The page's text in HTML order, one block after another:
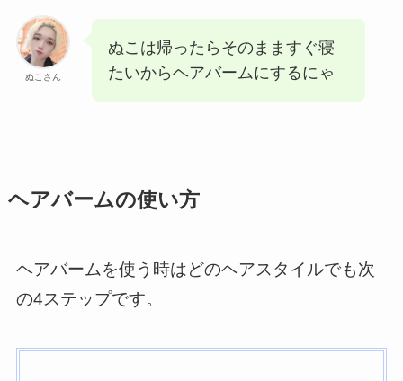
ぬこさん
ぬこは帰ったらそのまますぐ寝
たいからヘアバームにするにゃ
ヘアバームの使い方
ヘアバームを使う時はどのヘアスタイルでも次
の4ステップです。